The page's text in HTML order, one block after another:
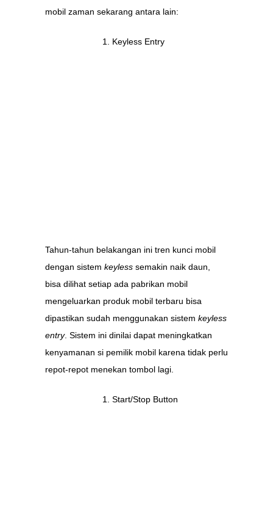
mobil zaman sekarang antara lain:
Keyless Entry
Tahun-tahun belakangan ini tren kunci mobil
dengan sistem keyless semakin naik daun,
bisa dilihat setiap ada pabrikan mobil
mengeluarkan produk mobil terbaru bisa
dipastikan sudah menggunakan sistem keyless
entry. Sistem ini dinilai dapat meningkatkan
kenyamanan si pemilik mobil karena tidak perlu
repot-repot menekan tombol lagi.
Start/Stop Button